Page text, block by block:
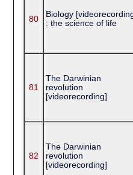
80
Biology
: the science of life
81
The Darwinian
revolution
[videorecording]
82
The Darwinian
revolution
[videorecording]